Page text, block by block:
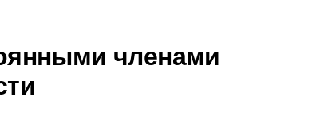
членами